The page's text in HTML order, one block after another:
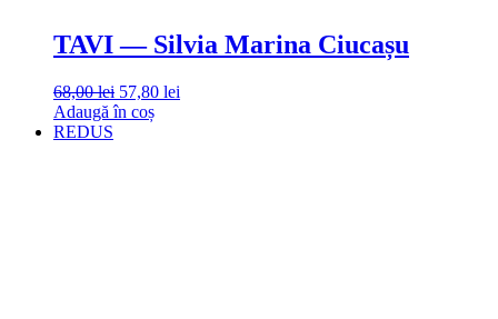
TAVI — Silvia Marina Ciucașu
68,00lei 57,80 lei
Adaugă în coș
REDUS